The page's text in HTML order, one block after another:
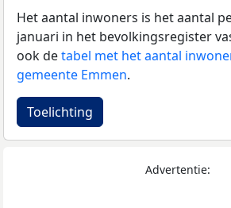
Het aantal inwoners is het aantal
januari in het bevolkingsregister
ook detabel met het aantal
gemeente Emmen.
Toelichting
Advertentie: